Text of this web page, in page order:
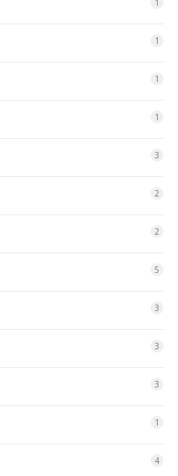
1
1
1
3
2
2
5
3
3
3
1
4